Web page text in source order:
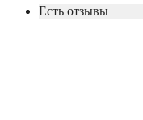
Есть отзывы